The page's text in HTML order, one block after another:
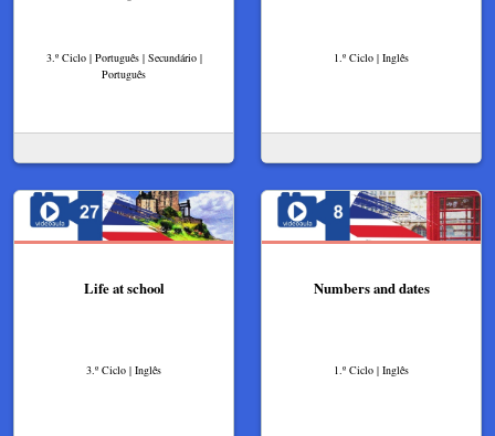
3.º Ciclo | Português | Secundário |
Português
1.º Ciclo | Inglês
Life at school
3.º Ciclo | Inglês
Numbers and dates
1.º Ciclo | Inglês